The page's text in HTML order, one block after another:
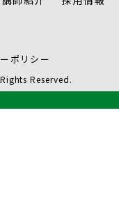
ポリシー
Reserved.